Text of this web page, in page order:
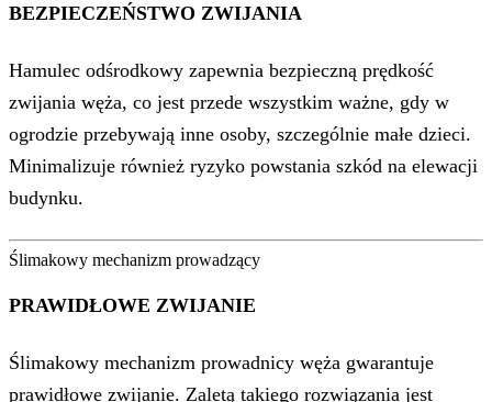
BEZPIECZEŃSTWO ZWIJANIA
Hamulec odśrodkowy zapewnia bezpieczną prędkość
zwijania węża, co jest przede wszystkim ważne, gdy w
ogrodzie przebywają inne osoby, szczególnie małe dzieci.
Minimalizuje również ryzyko powstania szkód na elewacji
budynku.
Ślimakowy mechanizm prowadzący
PRAWIDŁOWE ZWIJANIE
Ślimakowy mechanizm prowadnicy węża gwarantuje
prawidłowe zwijanie. Zaletą takiego rozwiązania jest